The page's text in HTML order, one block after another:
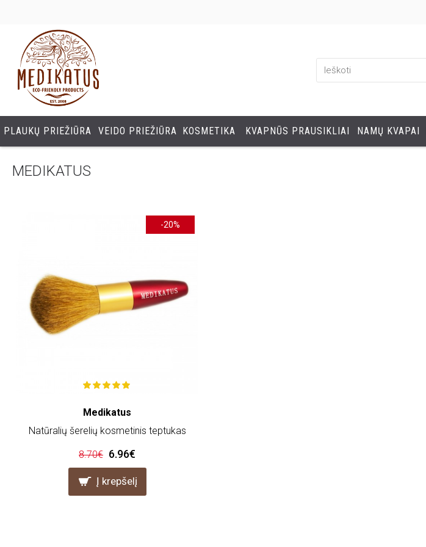
PLAUKŲ PRIEŽIŪRA VEIDO PRIEŽIŪRA KOSMETIKA KVAPNŪS PRAUSIKLIAI NAMŲ KVAPAI
MEDIKATUS
-20%
Medikatus
Natūralių šerelių kosmetinis teptukas
8.70€ 6.96€
Į krepšelį